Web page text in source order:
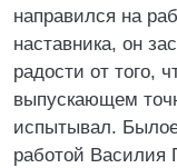
направился на
наставника, он
радости от того,
выпускающем
испытывал.
работой Василия